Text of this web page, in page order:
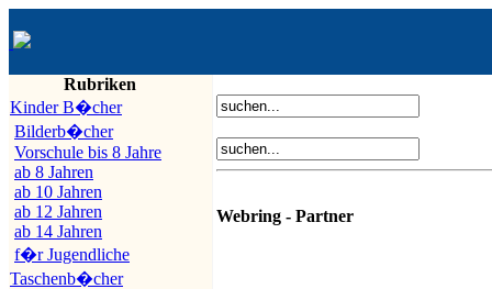
Rubriken
Kinder B�cher
Bilderb�cher
Vorschule bis 8 Jahre
ab 8 Jahren
ab 10 Jahren
ab 12 Jahren
ab 14 Jahren
f�r Jugendliche
Taschenb�cher
Webring - Partner